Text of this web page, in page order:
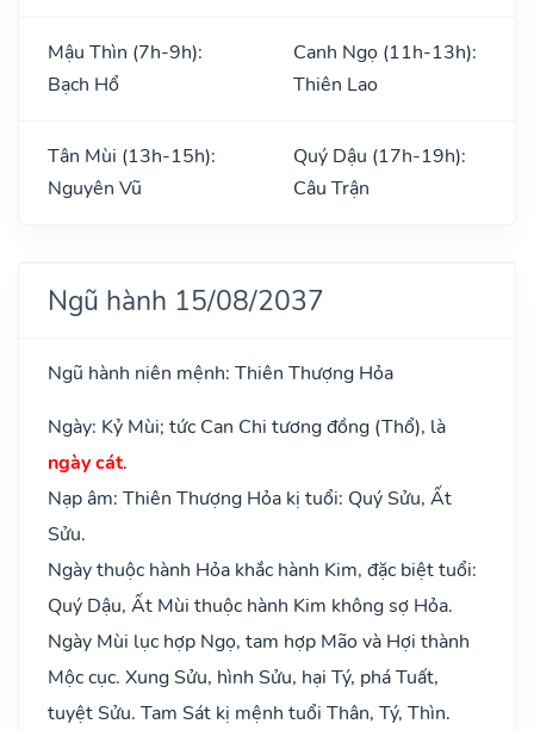
Mậu Thìn (7h-9h):
Bạch Hổ
Canh Ngọ (11h-13h):
Thiên Lao
Tân Mùi (13h-15h):
Nguyên Vũ
Quý Dậu (17h-19h):
Câu Trận
Ngũ hành 15/08/2037
Ngũ hành niên mệnh: Thiên Thượng Hỏa
Ngày: Kỷ Mùi; tức Can Chi tương đồng (Thổ), là
ngày cát.
Nạp âm: Thiên Thượng Hỏa kị tuổi: Quý Sửu, Ất
Sửu.
Ngày thuộc hành Hỏa khắc hành Kim, đặc biệt tuổi:
Quý Dậu, Ất Mùi thuộc hành Kim không sợ Hỏa.
Ngày Mùi lục hợp Ngọ, tam hợp Mão và Hợi thành
Mộc cục. Xung Sửu, hình Sửu, hại Tý, phá Tuất,
tuyệt Sửu. Tam Sát kị mệnh tuổi Thân, Tý, Thìn.